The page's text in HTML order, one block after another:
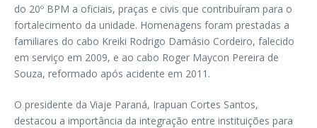
do 20º BPM a oficiais, praças e civis que contribuíram para o
fortalecimento da unidade. Homenagens foram prestadas a
familiares do cabo Kreiki Rodrigo Damásio Cordeiro, falecido
em serviço em 2009, e ao cabo Roger Maycon Pereira de
Souza, reformado após acidente em 2011.
O presidente da Viaje Paraná, Irapuan Cortes Santos,
destacou a importância da integração entre instituições para